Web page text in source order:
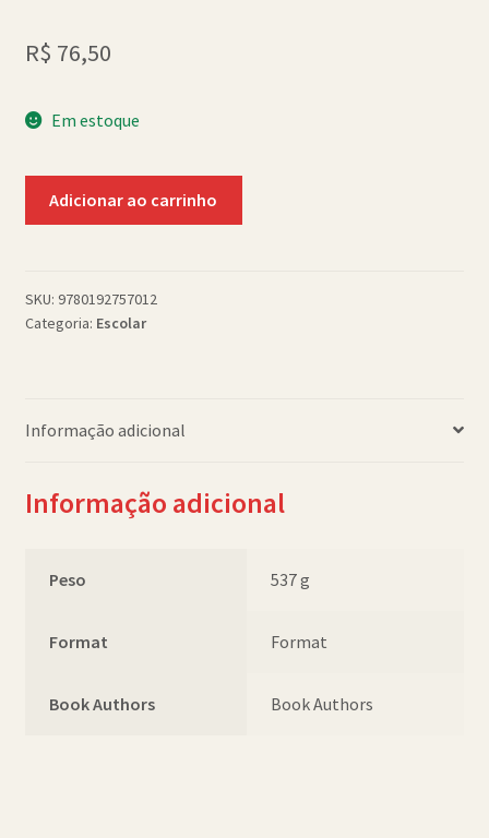
R$ 76,50
Em estoque
Schools
(2012)
Adicionar ao carrinho
SKU: 9780192757012
Categoria: Escolar
Informação adicional
Informação adicional
Peso 537 g
Format Format
Book Authors Book Authors